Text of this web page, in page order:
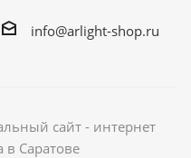
info@arlight-shop.ru
сайт - интернет
в Саратове